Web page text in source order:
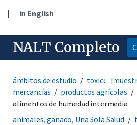
| in English
NALT Completo
ámbitos de estudio toxicología
mercancías
productos agrícolas
alimentos de humedad intermedia
animales, ganado, Una Sola Salud